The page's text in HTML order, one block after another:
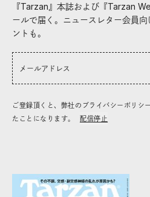
『Tarzan』本誌および『Tarzan
ールで届く。ニュースレター会員
ントも。
ご登録頂くと、弊社のプライバシーポリシ
たことになります。
配信停止